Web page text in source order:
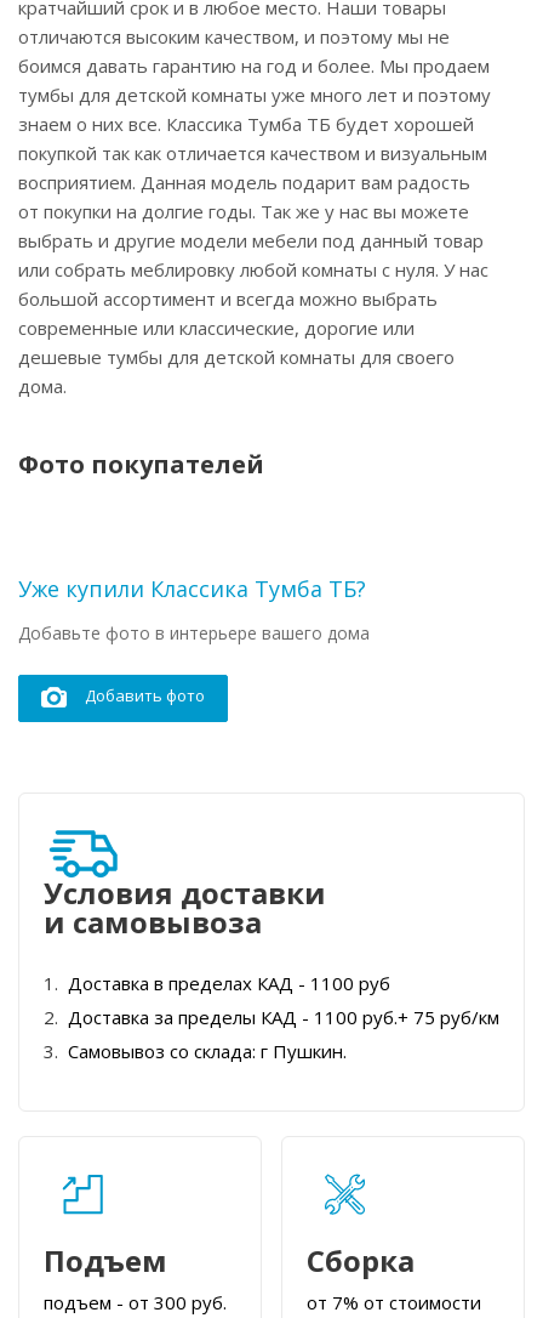
кратчайший срок и в любое место. Наши товары
отличаются высоким качеством, и поэтому мы не
боимся давать гарантию на год и более. Мы продаем
тумбы для детской комнаты уже много лет и поэтому
знаем о них все. Классика Тумба ТБ будет хорошей
покупкой так как отличается качеством и визуальным
восприятием. Данная модель подарит вам радость
от покупки на долгие годы. Так же у нас вы можете
выбрать и другие модели мебели под данный товар
или собрать меблировку любой комнаты с нуля. У нас
большой ассортимент и всегда можно выбрать
современные или классические, дорогие или
дешевые тумбы для детской комнаты для своего
дома.
Фото покупателей
Уже купили Классика Тумба ТБ?
Добавьте фото в интерьере вашего дома
Добавить фото
Условия доставки
и самовывоза
Доставка в пределах КАД - 1100 руб
Доставка за пределы КАД - 1100 руб.+ 75 руб/км
Самовывоз со склада: г Пушкин.
Подъем
подъем - от 300 руб.
Сборка
от 7% от стоимости